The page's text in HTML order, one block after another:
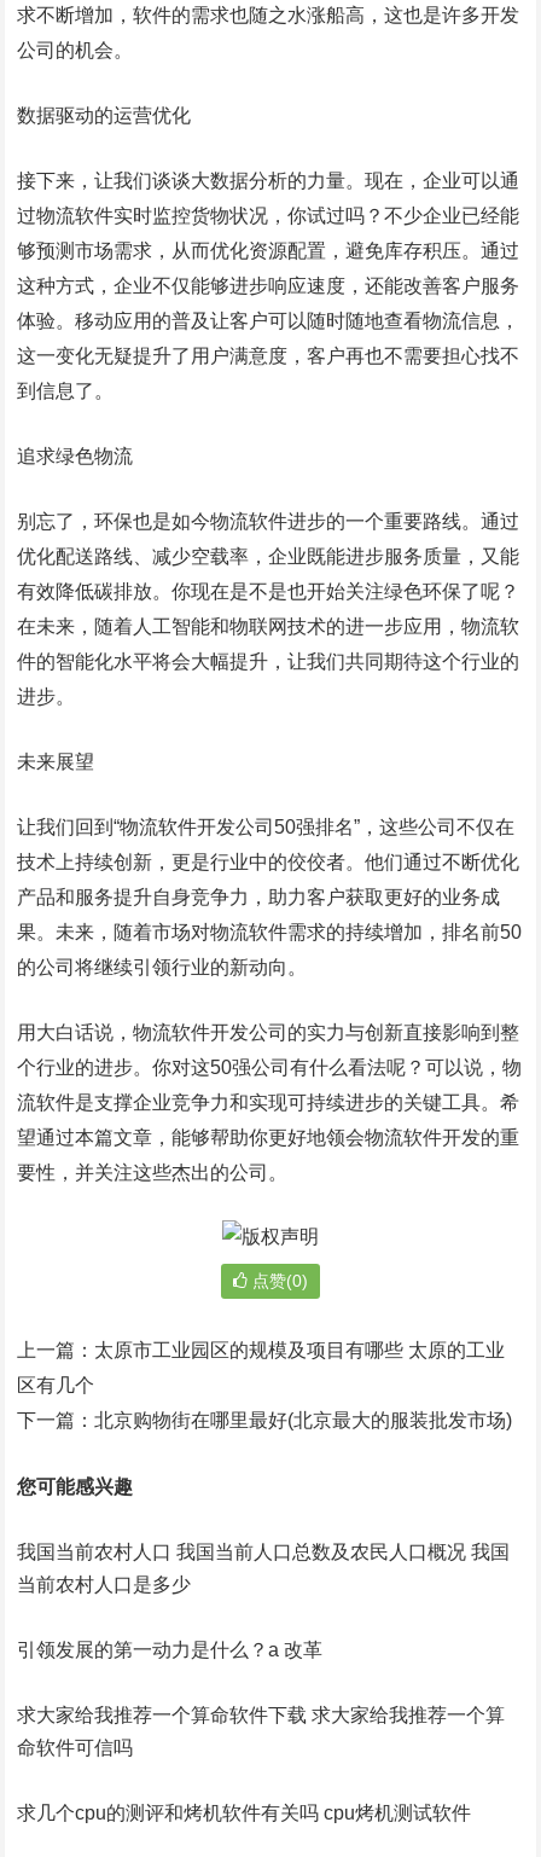
求不断增加，软件的需求也随之水涨船高，这也是许多开发
公司的机会。
数据驱动的运营优化
接下来，让我们谈谈大数据分析的力量。现在，企业可以通
过物流软件实时监控货物状况，你试过吗？不少企业已经能
够预测市场需求，从而优化资源配置，避免库存积压。通过
这种方式，企业不仅能够进步响应速度，还能改善客户服务
体验。移动应用的普及让客户可以随时随地查看物流信息，
这一变化无疑提升了用户满意度，客户再也不需要担心找不
到信息了。
追求绿色物流
别忘了，环保也是如今物流软件进步的一个重要路线。通过
优化配送路线、减少空载率，企业既能进步服务质量，又能
有效降低碳排放。你现在是不是也开始关注绿色环保了呢？
在未来，随着人工智能和物联网技术的进一步应用，物流软
件的智能化水平将会大幅提升，让我们共同期待这个行业的
进步。
未来展望
让我们回到“物流软件开发公司50强排名”，这些公司不仅在
技术上持续创新，更是行业中的佼佼者。他们通过不断优化
产品和服务提升自身竞争力，助力客户获取更好的业务成
果。未来，随着市场对物流软件需求的持续增加，排名前50
的公司将继续引领行业的新动向。
用大白话说，物流软件开发公司的实力与创新直接影响到整
个行业的进步。你对这50强公司有什么看法呢？可以说，物
流软件是支撑企业竞争力和实现可持续进步的关键工具。希
望通过本篇文章，能够帮助你更好地领会物流软件开发的重
要性，并关注这些杰出的公司。
点赞(0)
上一篇： 太原市工业园区的规模及项目有哪些 太原的工业
区有几个
下一篇：北京购物街在哪里最好(北京最大的服装批发市场)
您可能感兴趣
我国当前农村人口 我国当前人口总数及农民人口概况 我国
当前农村人口是多少
引领发展的第一动力是什么？a 改革
求大家给我推荐一个算命软件下载 求大家给我推荐一个算
命软件可信吗
求几个cpu的测评和烤机软件有关吗 cpu烤机测试软件